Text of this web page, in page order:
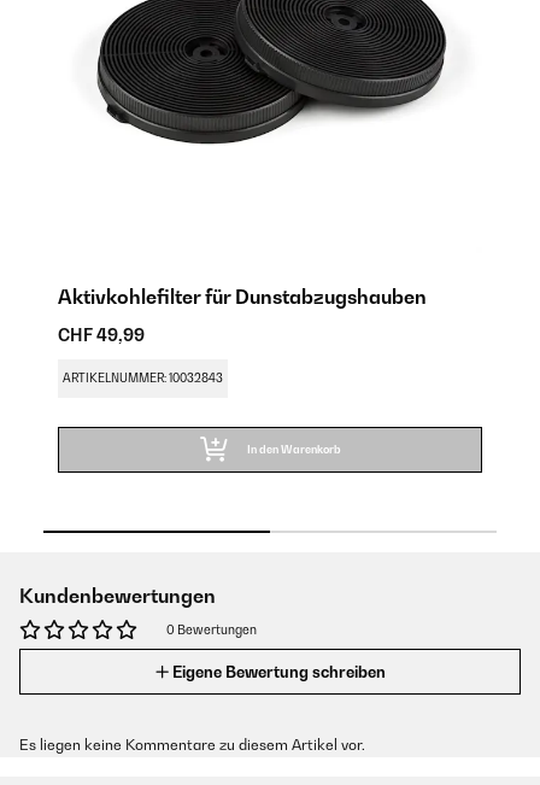
Aktivkohlefilter für Dunstabzugshauben
CHF 49,99
ARTIKELNUMMER: 10032843
In den Warenkorb
Kundenbewertungen
0 Bewertungen
Eigene Bewertung schreiben
Es liegen keine Kommentare zu diesem Artikel vor.